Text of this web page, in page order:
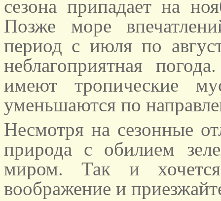
сезона припадает на
Позже море
период с июля по
неблагоприятная
имеют тропические
уменьшаются по
Несмотря на сезонные
природа с обилием
миром. Так и
воображение и